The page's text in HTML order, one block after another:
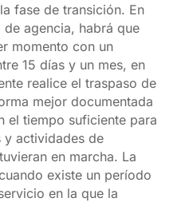
fase de transición. En
agencia, habrá que
momento con un
15 días y un mes, en
realice el traspaso de
mejor documentada
el tiempo suficiente para
actividades de
en marcha. La
existe un período
en la que la